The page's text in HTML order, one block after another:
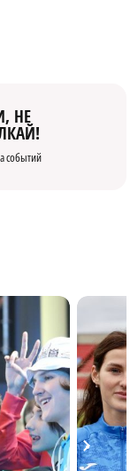
НЕ
событий